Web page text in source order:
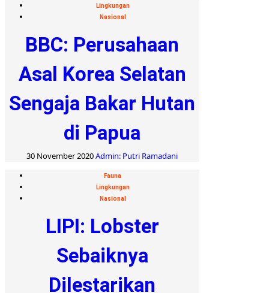
Lingkungan
Nasional
BBC: Perusahaan
Asal Korea Selatan
Sengaja Bakar Hutan
di Papua
30 November 2020Admin: Putri Ramadani
Fauna
Lingkungan
Nasional
LIPI: Lobster
Sebaiknya
Dilestarikan